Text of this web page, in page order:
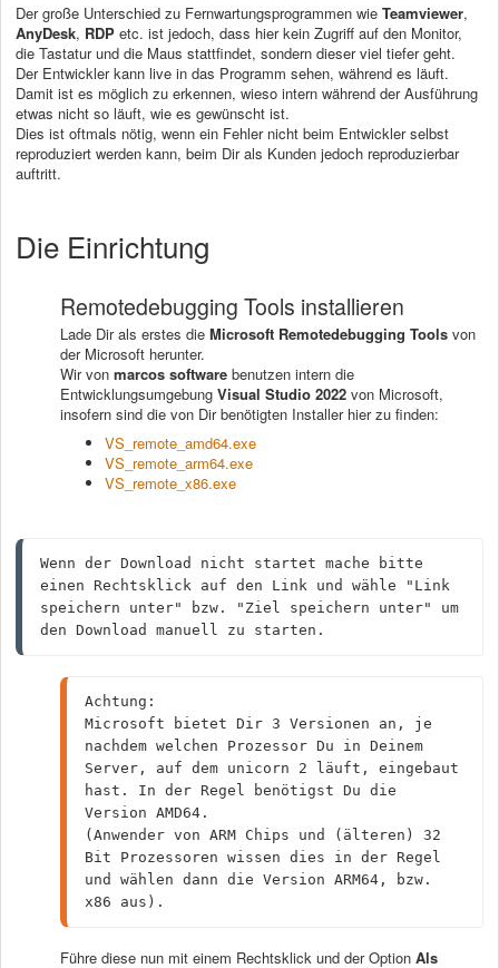
Der große Unterschied zu Fernwartungsprogrammen wie Teamviewer,
AnyDesk, RDP etc. ist jedoch, dass hier kein Zugriff auf den Monitor,
die Tastatur und die Maus stattfindet, sondern dieser viel tiefer geht.
Der Entwickler kann live in das Programm sehen, während es läuft.
Damit ist es möglich zu erkennen, wieso intern während der Ausführung
etwas nicht so läuft, wie es gewünscht ist.
Dies ist oftmals nötig, wenn ein Fehler nicht beim Entwickler selbst
reproduziert werden kann, beim Dir als Kunden jedoch reproduzierbar
auftritt.
Die Einrichtung
Remotedebugging Tools installieren
Lade Dir als erstes die Microsoft Remotedebugging Tools von
der Microsoft herunter.
Wir von marcos software benutzen intern die
Entwicklungsumgebung Visual Studio 2022 von Microsoft,
insofern sind die von Dir benötigten Installer hier zu finden:
VS_remote_amd64.exe
VS_remote_arm64.exe
VS_remote_x86.exe
Wenn der Download nicht startet mache bitte
einen Rechtsklick auf den Link und wähle "Link
speichern unter" bzw. "Ziel speichern unter" um
den Download manuell zu starten.
Achtung:
Microsoft bietet Dir 3 Versionen an, je
nachdem welchen Prozessor Du in Deinem
Server, auf dem unicorn 2 läuft, eingebaut
hast. In der Regel benötigst Du die
Version AMD64.
(Anwender von ARM Chips und (älteren) 32
Bit Prozessoren wissen dies in der Regel
und wählen dann die Version ARM64, bzw.
x86 aus).
Führe diese nun mit einem Rechtsklick und der Option Als